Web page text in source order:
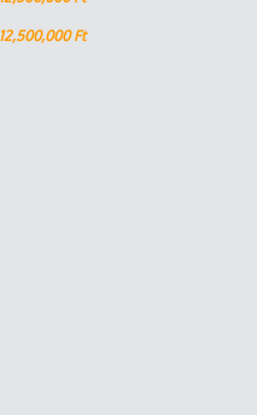
12,500,000 Ft